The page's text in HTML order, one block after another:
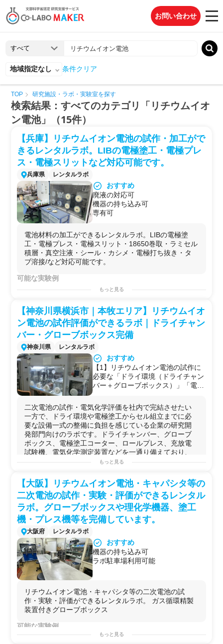
お問い合わせ
地域指定なし 条件クリア
TOP 研究施設・ラボ・実験室を探す
検索結果：すべてのカテゴリ「リチウムイオ
ン電池」（15件）
【兵庫】リチウムイオン電池の試作・加工がで
きるレンタルラボ。LIBの電極塗工・電極プレ
ス・電極スリットなど対応可能です。
兵庫県 レンタルラボ
おすすめ
廃液の対応可
機器の持ち込み可
専有可
電池材料の加工ができるレンタルラボ。LIBの電極塗
工・電極プレス・電極スリット・18650巻取・ラミセル
積層・真空注液・シール・カシメ・電極打ち抜き・タ
ブ溶接/など対応可能です。
可能な実験例
プレス/ 電極スリット/18650巻取/ラミ
用途例
・リチウムイオン電池 開発
・研修用
もっと見る
【神奈川県横浜市｜本牧エリア】リチウムイオ
ン電池の試作評価ができるラボ｜ドライチャン
バー・グローブボックス完備
神奈川県 レンタルラボ
おすすめ
【1】リチウムイオン電池の試作に
必要な「ドライ環境（ドライチャン
バー＋グローブボックス）」「電極
ー）」「プレス」「充放電・電気化
学測定」が一拠点に揃っており、活
物質の混合からコインセル組立・サ
イクル評価までワンストップで実施
可能
【2】横浜エリアでは希少な、電池
試作から電気化学評価まで一貫対応
可能なラボ
乾燥機・ヒートシーラーなど主要装
置を複数台保有しており、複数条
件・複数サンプルの並行評価に対応
可能
【4】走査型電子顕微鏡（卓上
子形態の観察まで同一拠点内で完結
【5】機器持ち込みが可能なため、
利用者側の独自試作品・治具を持ち
込んだうえでの試作・評価にも対応
二次電池の試作・電気化学評価を社内で完結させたい
一方で、ドライ環境や電極塗工からセル組立までに必
要な設備一式の整備に負担を感じている企業の研究開
発部門向けのラボです。ドライチャンバー、グローブ
ボックス、電極塗工コーター、ロールプレス、充放電
試験機、電気化学測定装置などを一通り備えており、
活物質...
可能な実験例
【1】有機系電極活物質・電解液成分 ・添加剤等の有機合
成（ヒュームフード・簡易 ドラフト・ガス置換電気炉・
各種
ミキサー・真空乾燥機等を活用）
【2】リチウムイオン電池 の 電極 スラリー調製・塗工・乾
燥・プレス
【3】コインセル／ラミネートセルの組立と
ル評価
【4】電極材料のインピーダンス測定・電気化学
【5】正極／負極活物質のセル試作評価（次世代
能検証含む）
【6】ドライ環境下での電解液調合・含浸プロセスの検証
【8】電池 筐体の超音波溶接・抵抗溶接・封止プロセスの
試作
【9】走査型電子顕微鏡（SEM
態観察
（自転公転式／
）を用いたスラリー分散
もっと見る
【大阪】リチウムイオン電池・キャパシタ等の
二次電池の試作・実験・評価ができるレンタル
ラボ。グローブボックスや理化学機器、塗工
機・プレス機等を完備しています。
大阪府 レンタルラボ
おすすめ
機器の持ち込み可
ラボ駐車場利用可能
リチウムイオン電池・キャパシタ等の二次電池の試
作・実験・評価ができるレンタルラボ。 ガス循環精製
装置付きグローブボックス
可能な実験例
・二次電池・キャパシタ試作評価
もっと見る